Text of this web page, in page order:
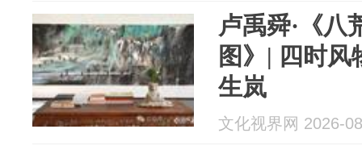
卢禹舜·《八
图》| 四时
生岚
文化视界网 2026-